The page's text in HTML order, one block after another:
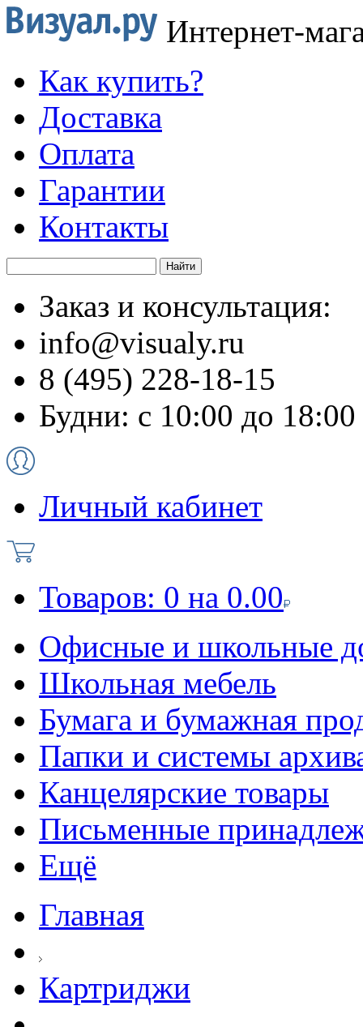
Интернет-
Как купить?
Доставка
Оплата
Гарантии
Контакты
Заказ и консультация:
info@visualy.ru
8 (495) 228-18-15
Будни: с 10:00 до 18:00
Личный кабинет
Товаров: 0 на 0.00
Офисные и школьные
Школьная мебель
Бумага и бумажная
Папки и системы
Канцелярские товары
Письменные
Ещё
Главная
Картриджи